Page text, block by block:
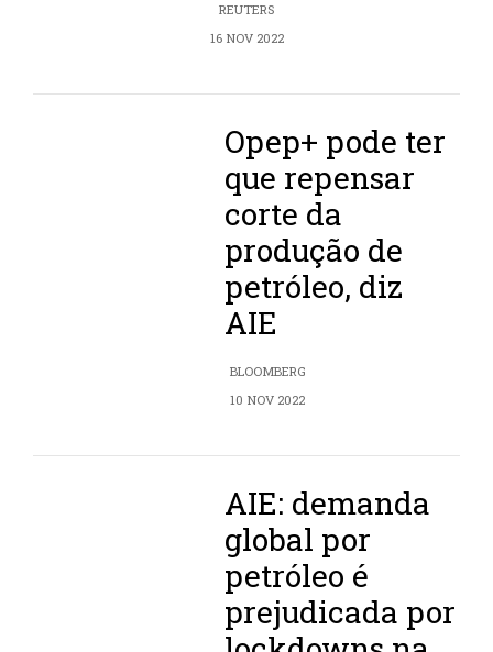
REUTERS
16 NOV 2022
Opep+ pode ter
que repensar
corte da
produção de
petróleo, diz
AIE
BLOOMBERG
10 NOV 2022
AIE: demanda
global por
petróleo é
prejudicada por